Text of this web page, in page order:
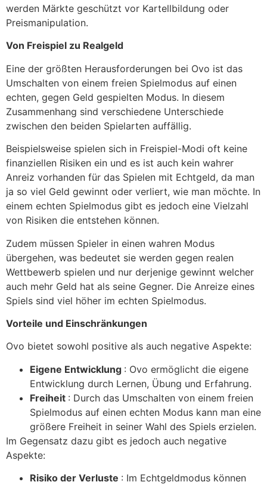
werden Märkte geschützt vor Kartellbildung oder
Preismanipulation.
Von Freispiel zu Realgeld
Eine der größten Herausforderungen bei Ovo ist das
Umschalten von einem freien Spielmodus auf einen
echten, gegen Geld gespielten Modus. In diesem
Zusammenhang sind verschiedene Unterschiede
zwischen den beiden Spielarten auffällig.
Beispielsweise spielen sich in Freispiel-Modi oft keine
finanziellen Risiken ein und es ist auch kein wahrer
Anreiz vorhanden für das Spielen mit Echtgeld, da man
ja so viel Geld gewinnt oder verliert, wie man möchte. In
einem echten Spielmodus gibt es jedoch eine Vielzahl
von Risiken die entstehen können.
Zudem müssen Spieler in einen wahren Modus
übergehen, was bedeutet sie werden gegen realen
Wettbewerb spielen und nur derjenige gewinnt welcher
auch mehr Geld hat als seine Gegner. Die Anreize eines
Spiels sind viel höher im echten Spielmodus.
Vorteile und Einschränkungen
Ovo bietet sowohl positive als auch negative Aspekte:
Eigene Entwicklung : Ovo ermöglicht die eigene
Entwicklung durch Lernen, Übung und Erfahrung.
Freiheit : Durch das Umschalten von einem freien
Spielmodus auf einen echten Modus kann man eine
größere Freiheit in seiner Wahl des Spiels erzielen.
Im Gegensatz dazu gibt es jedoch auch negative
Aspekte:
Risiko der Verluste : Im Echtgeldmodus können